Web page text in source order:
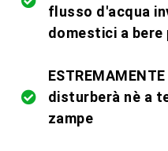
flusso d'acqua
domestici a bere
disturberà nè a
zampe